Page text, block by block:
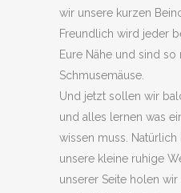
wir unsere kurzen
Freundlich wird jeder
Eure Nähe und sind
Schmusemäuse.
Und jetzt sollen wir
und alles lernen was
wissen muss.
unsere kleine ruhige
unserer Seite holen